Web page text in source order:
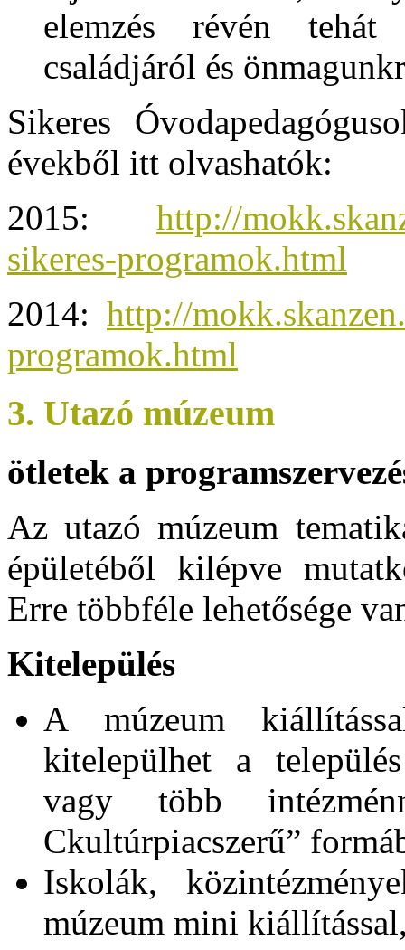
elemzés révén tehát
családjáról és
Sikeres
évekből itt olvashatók:
2015: http://
sikeres-programok.html
2014: http://
programok.html
3. Utazó múzeum
ötletek a
Az utazó múzeum
épületéből kilépve
Erre többféle lehetősége
Kitelepülés
A múzeum
kitelepülhet a
vagy több
Ckultúrpiacszerű”
Iskolák,
múzeum mini